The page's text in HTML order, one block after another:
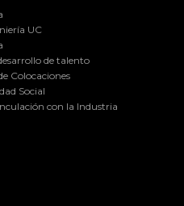
UC
de talento
Colocaciones
Social
con la Industria